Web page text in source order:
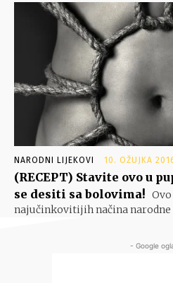
NARODNI LIJEKOVI 10. OŽUJKA
(RECEPT) Stavite ovo u
se desiti sa bolovima!
najučinkovitijih načina narodne
- Google